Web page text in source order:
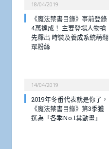
18/04/2019
《魔法禁書目錄》事前登錄
4萬達成！ 主要登場人物搶
先釋出 時裝及養成系統萌翻
眾粉絲
14/04/2019
2019年冬番代表就是你了，
《魔法禁書目錄》第3季獲
選為「各季No.1糞動畫」